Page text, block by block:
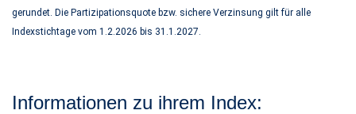
gerundet. Die Partizipationsquote bzw. sichere Verzinsung gilt für alle
Indexstichtage vom 1.2.2026 bis 31.1.2027.
Informationen zu ihrem Index: